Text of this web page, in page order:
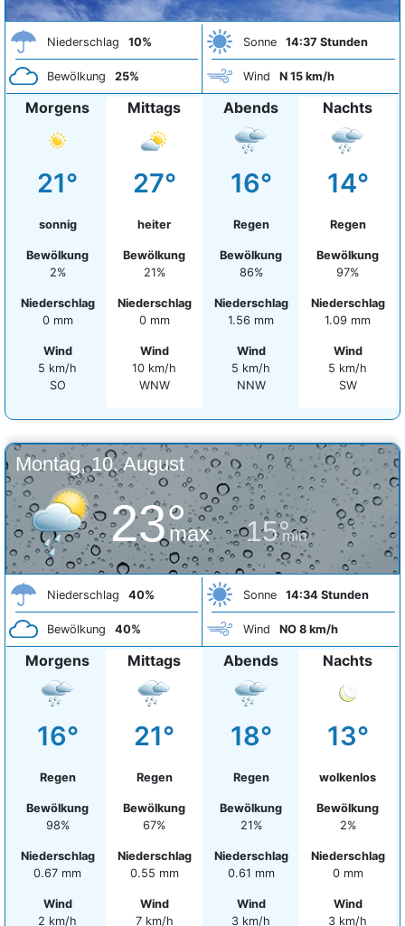
Niederschlag 10%
Bewölkung 25%
Sonne 14:37 Stunden
Wind N 15 km/h
Morgens
21°
sonnig
Bewölkung
2%
Niederschlag
0 mm
Wind
5 km/h
SO
Mittags
27°
heiter
Bewölkung
21%
Niederschlag
0 mm
Wind
10 km/h
WNW
Abends
16°
Regen
Bewölkung
86%
Niederschlag
1.56 mm
Wind
5 km/h
NNW
Nachts
14°
Regen
Bewölkung
97%
Niederschlag
1.09 mm
Wind
5 km/h
SW
Montag, 10. August
23°
max 15°
min
Niederschlag 40%
Bewölkung 40%
Sonne 14:34 Stunden
Wind NO 8 km/h
Morgens
16°
Regen
Bewölkung
98%
Niederschlag
0.67 mm
Wind
2 km/h
Mittags
21°
Regen
Bewölkung
67%
Niederschlag
0.55 mm
Wind
7 km/h
Abends
18°
Regen
Bewölkung
21%
Niederschlag
0.61 mm
Wind
3 km/h
Nachts
13°
wolkenlos
Bewölkung
2%
Niederschlag
0 mm
Wind
3 km/h